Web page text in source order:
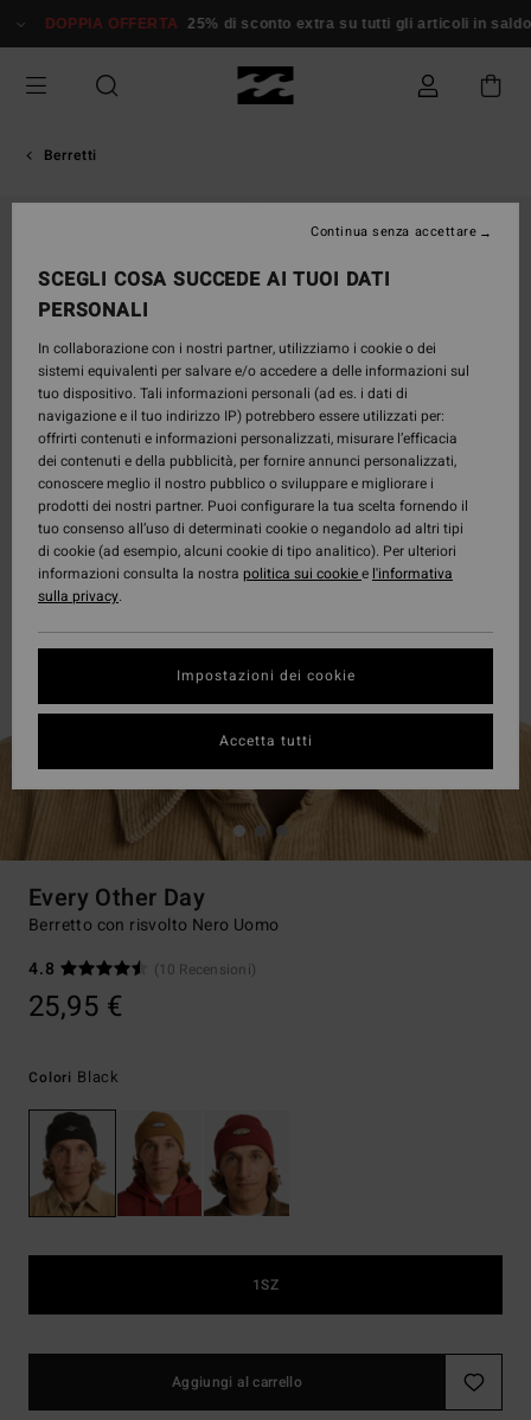
alle
prodotto
DOPPIA OFFERTA 25% di sconto extra su tutti gli articoli in
Berretti
Every Other Day
Berretto con risvolto Nero Uomo
4.8
(10 Recensioni)
25,95 €
Colori Black
1SZ
Aggiungi al carrello
SCEGLI COSA SUCCEDE AI TUOI DATI
PERSONALI
In collaborazione con i nostri partner, utilizziamo i cookie o dei
sistemi equivalenti per salvare e/o accedere a delle informazioni sul
tuo dispositivo. Tali informazioni personali (ad es. i dati di
navigazione e il tuo indirizzo IP) potrebbero essere utilizzati per:
offrirti contenuti e informazioni personalizzati, misurare l’efficacia
dei contenuti e della pubblicità, per fornire annunci personalizzati,
conoscere meglio il nostro pubblico o sviluppare e migliorare i
prodotti dei nostri partner. Puoi configurare la tua scelta fornendo il
tuo consenso all’uso di determinati cookie o negandolo ad altri tipi
di cookie (ad esempio, alcuni cookie di tipo analitico). Per ulteriori
informazioni consulta la nostra politica sui cookiee l'informativa
sulla privacy.
Impostazioni dei cookie
Continua senza accettare
Accetta tutti